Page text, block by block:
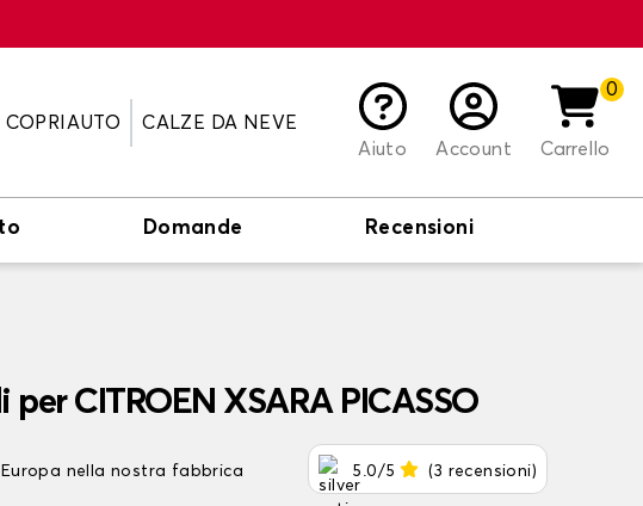
COPRIAUTO
CALZE DA NEVE
Aiuto
Account
0
Carrello
Domande Recensioni
per CITROEN XSARA PICASSO
nella nostra fabbrica 5.0/5 (3 recensioni)